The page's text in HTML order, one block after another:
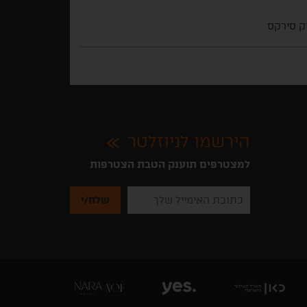
סירקס
הירשמו לניוזלטר
למצטרפים תוענק הטבת הצטרפות
להזין
את
ניוזלטרים